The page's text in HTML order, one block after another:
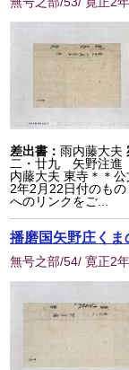
差出書：雨内藤大夫
二・廿九 矢野注
内藤大夫 東寺＊＊
2年2月22日付のもの
へのリンクをご...
播磨国矢野庄く
無号之部/54/ 寛正2